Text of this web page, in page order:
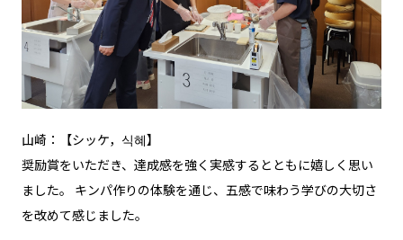
山崎：【シッケ，식혜】
奨励賞をいただき、達成感を強く実感するとともに嬉しく思い
ました。 キンパ作りの体験を通じ、五感で味わう学びの大切さ
を改めて感じました。